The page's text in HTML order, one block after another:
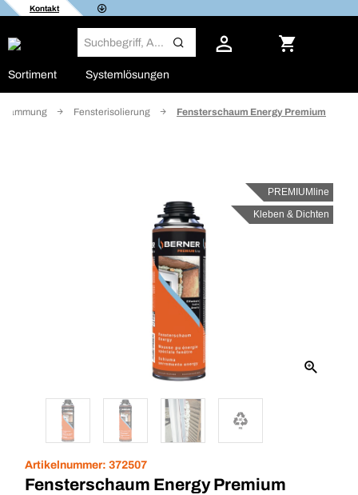
Kontakt
Sortiment Systemlösungen
Fensterisolierung Fensterschaum Energy Premium
PREMIUMline
Kleben & Dichten
Artikelnummer: 372507
Fensterschaum Energy Premium